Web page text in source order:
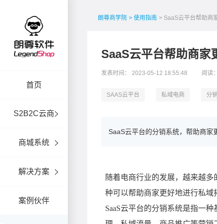
首页
S2B2C云商
商城系统
解决方案
案例伙伴
朗尊商学院 > 使用指南 > SaaS云平台帮助商
SaaS云平台帮助商家
发表时间： 2023-05-12 18:55:48 阅读
SAAS云平台 私域电商 分
SaaS云平台的分销系统，帮助商家